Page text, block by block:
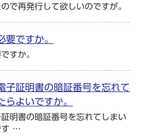
で再発行して欲しいのですが。
要ですか。
すか。
子証明書の暗証番号を忘れて
らよいですか。
明書の暗証番号を忘れてしまい
す …